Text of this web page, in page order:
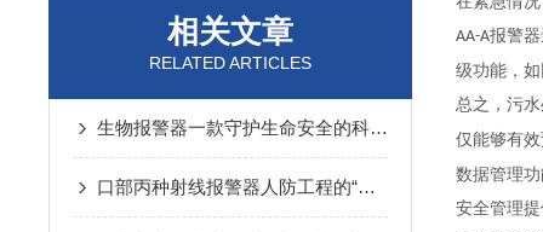
相关文章
RELATED ARTICLES
生物报警器一款守护生命安全的科技哨兵
口部丙种射线报警器人防工程的“核生化”哨兵
AA-A报警
级功能，
总之，污
仅能够有
数据管理
安全管理